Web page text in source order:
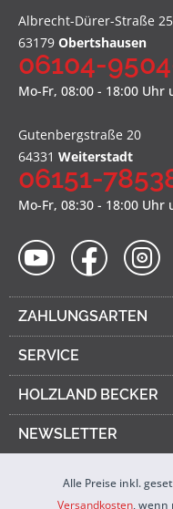
Albrecht-Dürer-Straße 25
63179 Obertshausen
06104-
Mo-Fr, 08:00 - 18:00 Uhr
Gutenbergstraße 20
64331 Weiterstadt
06151-
Mo-Fr, 08:30 - 18:00 Uhr
ZAHLUNGSARTEN
SERVICE
HOLZLAND BECKER
NEWSLETTER
Alle Preise inkl.
Versandkosten, wenn